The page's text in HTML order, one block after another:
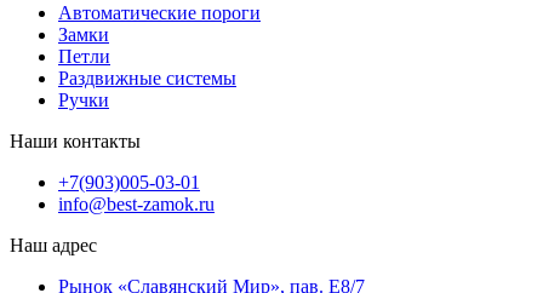
Автоматические пороги
Замки
Петли
Раздвижные системы
Ручки
Наши контакты
+7(903)005-03-01
info@best-zamok.ru
Наш адрес
Рынок «Славянский Мир», пав. Е8/7